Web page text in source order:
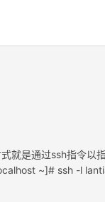
就是通过ssh指令以
~]# ssh -l